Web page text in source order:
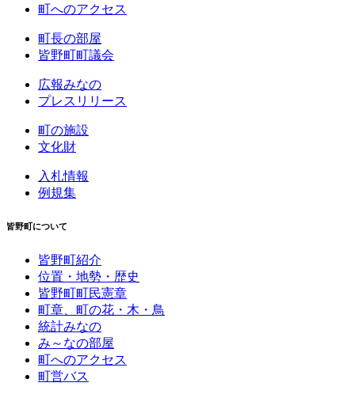
町へのアクセス
町長の部屋
皆野町町議会
広報みなの
プレスリリース
町の施設
文化財
入札情報
例規集
皆野町について
皆野町紹介
位置・地勢・歴史
皆野町町民憲章
町章、町の花・木・鳥
統計みなの
み～なの部屋
町へのアクセス
町営バス